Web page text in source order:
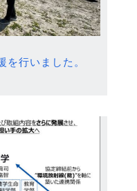
を行いました。